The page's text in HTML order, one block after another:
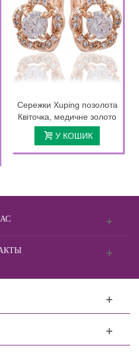
Сережки Xuping позолота
Квіточка, медичне золото
У КОШИК